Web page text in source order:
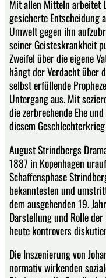
Mit allen Mitteln arbeitet
gesicherte Entscheidung
Umwelt gegen ihn
seiner Geisteskrankheit
Zweifel über die eigene
hängt der Verdacht über
selbst erfüllende
Untergang aus. Mit
die zerbrechende Ehe
diesem
August Strindbergs
1887 in Kopenhagen
Schaffensphase
bekanntesten und
dem ausgehenden 19.
Darstellung und Rolle
heute kontrovers
Die Inszenierung von
normativ wirkenden